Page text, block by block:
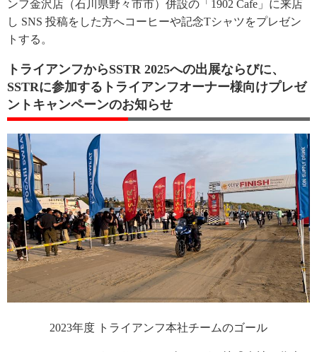
ンフ金沢店（石川県野々市市）併設の「1902 Cafe」に来店
し SNS 投稿をした方へコーヒーや記念Tシャツをプレゼン
トする。
トライアンフからSSTR 2025への出展ならびに、
SSTRに参加するトライアンフオーナー様向けプレゼ
ントキャンペーンのお知らせ
2023年度 トライアンフ本社チームのゴール